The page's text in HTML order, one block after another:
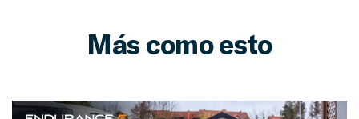
Más como esto